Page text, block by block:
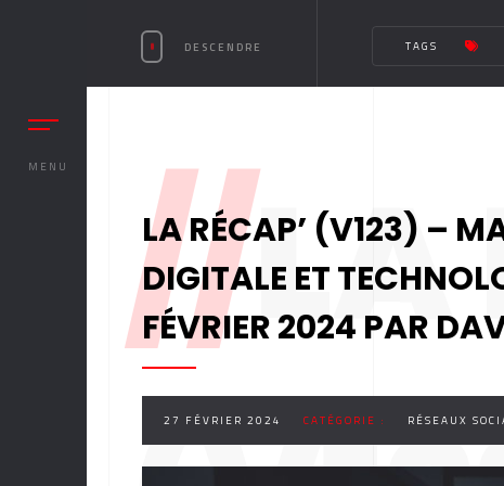
MENU
DESCENDRE TAGS
//LA
LA RÉCAP’ (V123) –
DIGITALE ET
FÉVRIER 2024 PAR
27 FÉVRIER 2024 CATÉGORIE : RÉSEAUX